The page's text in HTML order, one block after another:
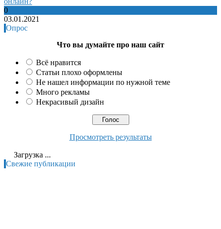
0
03.01.2021
Опрос
Что вы думайте про наш сайт
Всё нравится
Статьи плохо оформлены
Не нашел информации по нужной теме
Много рекламы
Некрасивый дизайн
Просмотреть результаты
Загрузка ...
Свежие публикации